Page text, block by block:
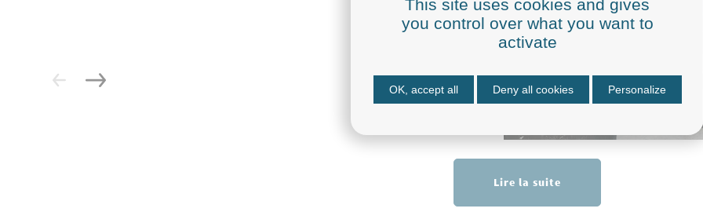
Lire la suite
This site uses cookies and gives
you control over what you want to
activate
OK, accept all Deny all cookies Personalize